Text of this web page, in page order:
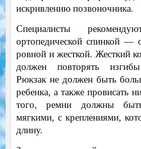
искривлению позвоночника.
Специалисты
ортопедической спинкой —
ровной и жесткой. Жесткий
должен повторять
Рюкзак не должен быть
ребенка, а также провисать
того, ремни должны
мягкими, с креплениями,
длину.